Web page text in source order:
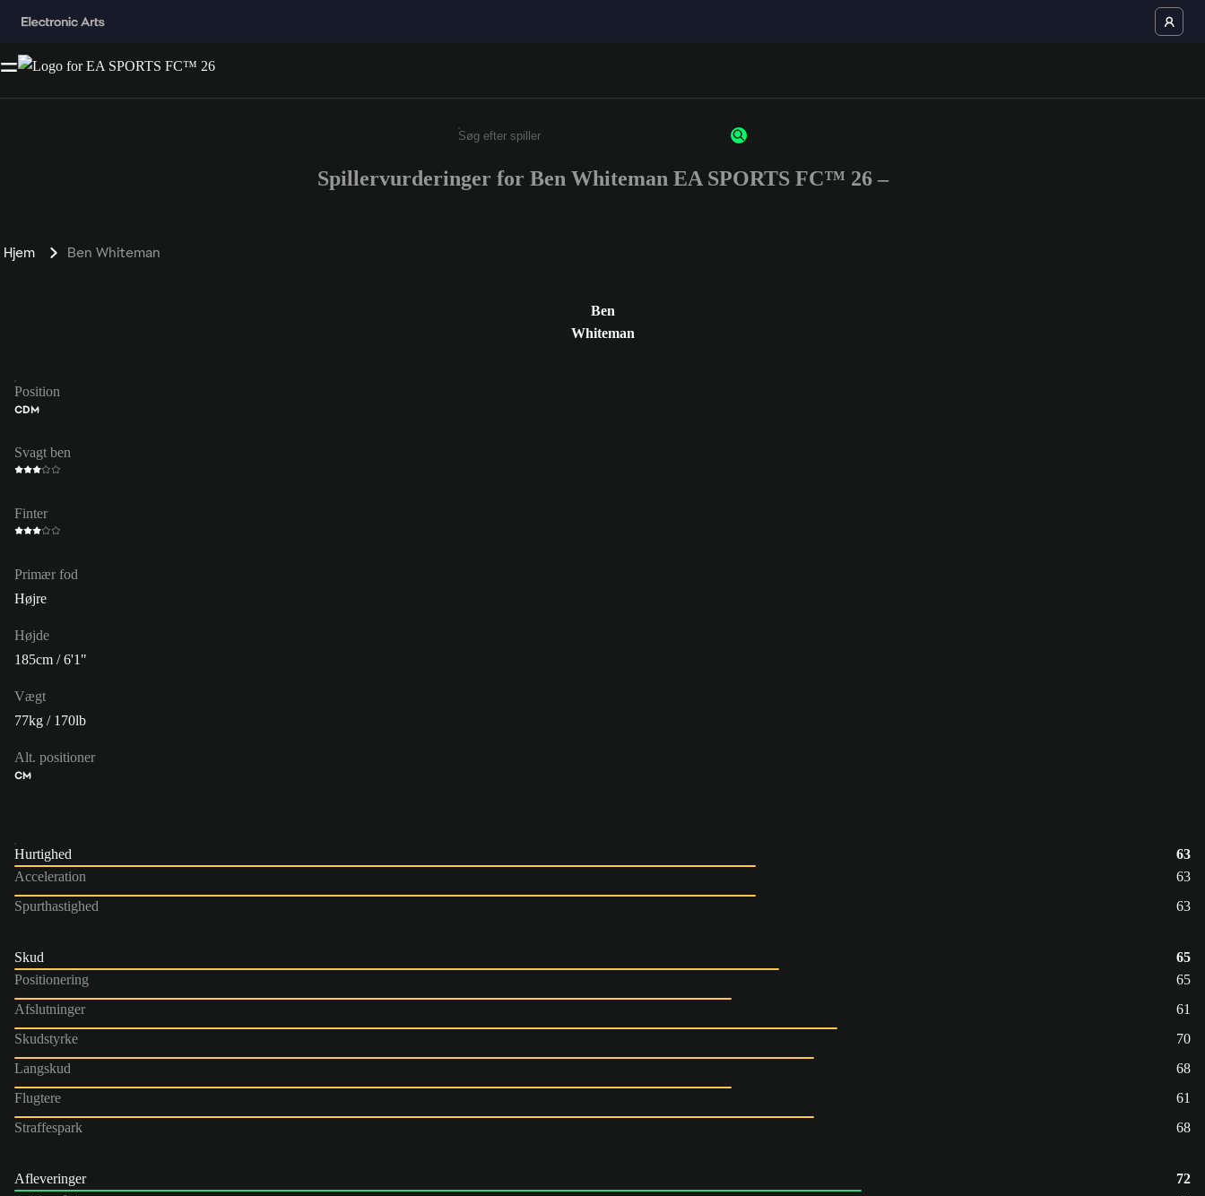
Enter a minimum of 3 characters or numbers
Spillervurderinger for Ben Whiteman EA SPORTS FC™ 26 –
Hjem Ben Whiteman
Ben
Whiteman
Position
CDM
Svagt ben
Finter
Primær fod
Højre
Højde
185cm / 6'1"
Vægt
77kg / 170lb
Alt. positioner
CM
Hurtighed
63
Acceleration
63
Spurthastighed
63
Skud
65
Positionering
65
Afslutninger
61
Skudstyrke
70
Langskud
68
Flugtere
61
Straffespark
68
Afleveringer
72